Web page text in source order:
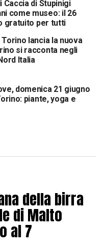
Caccia di Stupinigi
come museo: il 26
gratuito per tutti
lancia la nuova
si racconta negli
Italia
domenica 21 giugno
piante, yoga e
della birra
di Malto
al 7